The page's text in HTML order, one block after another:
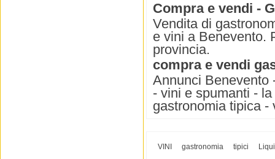
Compra e vendi -
Vendita di
e vini a Benevento.
provincia.
compra e vendi
Annunci Benevento
- vini e spumanti -
gastronomia tipica
VINI gastronomia tipici